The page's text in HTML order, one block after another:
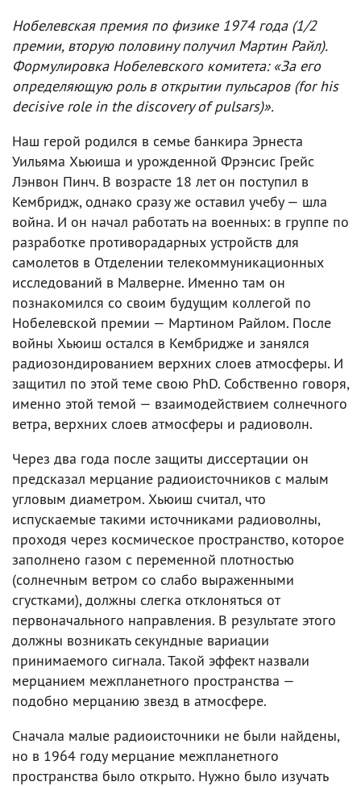
Нобелевская премия по физике 1974 года (1/2
премии, вторую половину получил Мартин Райл).
Формулировка Нобелевского комитета: «За его
определяющую роль в открытии пульсаров (for his
decisive role in the discovery of pulsars)».
Наш герой родился в семье банкира Эрнеста
Уильяма Хьюиша и урожденной Фрэнсис Грейс
Лэнвон Пинч. В возрасте 18 лет он поступил в
Кембридж, однако сразу же оставил учебу — шла
война. И он начал работать на военных: в группе по
разработке противорадарных устройств для
самолетов в Отделении телекоммуникационных
исследований в Малверне. Именно там он
познакомился со своим будущим коллегой по
Нобелевской премии — Мартином Райлом. После
войны Хьюиш остался в Кембридже и занялся
радиозондированием верхних слоев атмосферы. И
защитил по этой теме свою PhD. Собственно говоря,
именно этой темой — взаимодействием солнечного
ветра, верхних слоев атмосферы и радиоволн.
Через два года после защиты диссертации он
предсказал мерцание радиоисточников с малым
угловым диаметром. Хьюиш считал, что
испускаемые такими источниками радиоволны,
проходя через космическое пространство, которое
заполнено газом с переменной плотностью
(солнечным ветром со слабо выраженными
сгустками), должны слегка отклоняться от
первоначального направления. В результате этого
должны возникать секундные вариации
принимаемого сигнала. Такой эффект назвали
мерцанием межпланетного пространства —
подобно мерцанию звезд в атмосфере.
Сначала малые радиоисточники не были найдены,
но в 1964 году мерцание межпланетного
пространства было открыто. Нужно было изучать